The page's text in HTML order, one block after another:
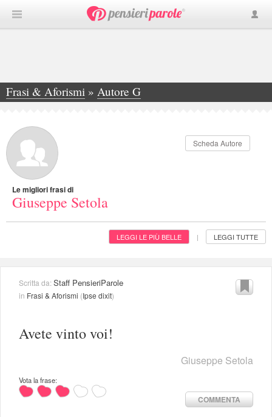
Frasi & Aforismi » Autore G
»Giuseppe Setola
Scheda Autore
Le migliori frasi di
Giuseppe Setola
LEGGI LE PIÙ BELLE | LEGGI TUTTE
Scritta da:Staff PensieriParole
in Frasi & Aforismi (Ipse dixit)
Avete vinto voi!
Giuseppe Setola
Vota la frase:
COMMENTA